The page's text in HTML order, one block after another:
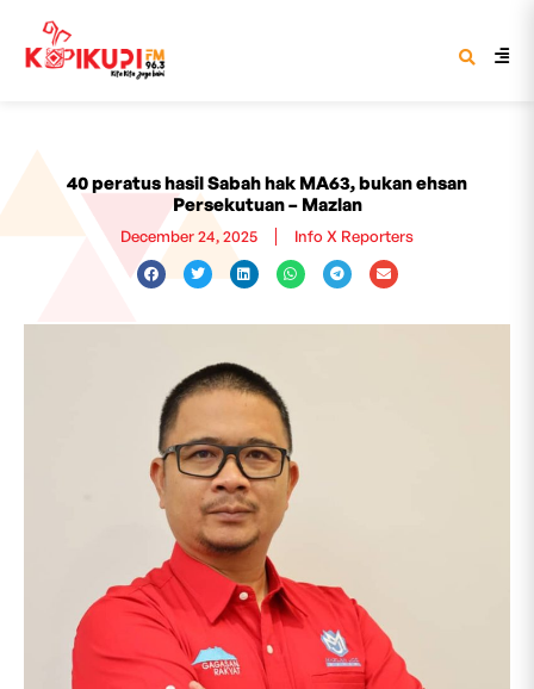
40 peratus hasil Sabah hak MA63, bukan ehsan
Persekutuan – Mazlan
December 24, 2025 Info X Reporters